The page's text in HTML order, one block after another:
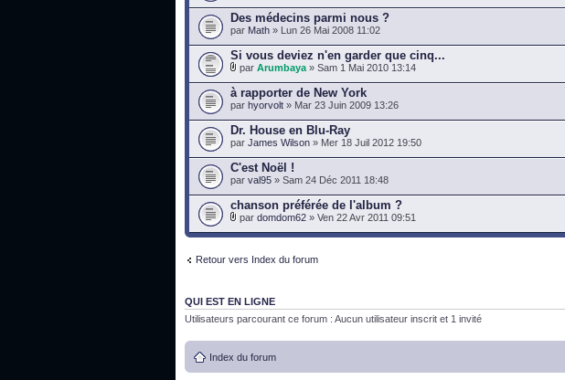
Des médecins parmi nous ?
par Math » Lun 26 Mai 2008 11:02
Si vous deviez n'en garder que cinq...
par Arumbaya » Sam 1 Mai 2010 13:14
à rapporter de New York
par hyorvolt » Mar 23 Juin 2009 13:26
Dr. House en Blu-Ray
par James Wilson » Mer 18 Juil 2012 19:50
C'est Noël !
par val95 » Sam 24 Déc 2011 18:48
chanson préférée de l'album ?
par domdom62 » Ven 22 Avr 2011 09:51
Retour vers Index du forum
QUI EST EN LIGNE
Utilisateurs parcourant ce forum : Aucun utilisateur inscrit et 1 invité
Index du forum